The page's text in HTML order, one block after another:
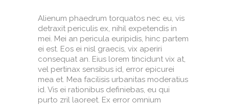
Alienum phaedrum torquatos nec eu, vis
detraxit periculis ex, nihil expetendis in
mei. Mei an pericula euripidis, hinc partem
ei est. Eos ei nisl graecis, vix aperiri
consequat an. Eius lorem tincidunt vix at,
vel pertinax sensibus id, error epicurei
mea et. Mea facilisis urbanitas moderatius
id. Vis ei rationibus definiebas, eu qui
purto zril laoreet. Ex error omnium